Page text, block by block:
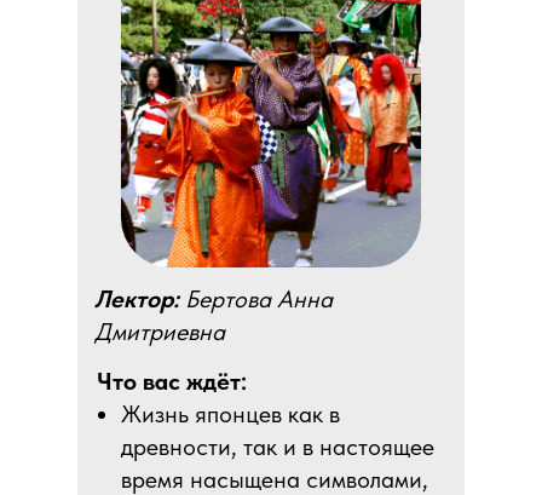
Что вас ждёт:
Жизнь японцев как в
древности, так и в настоящее
время насыщена символами,
Лектор: Бертова Анна
Дмитриевна